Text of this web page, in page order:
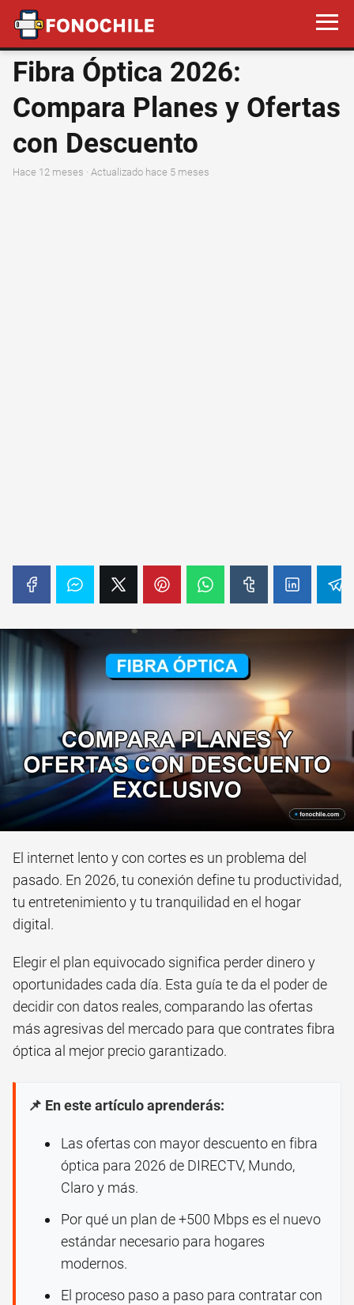
Fibra Óptica 2026:
Compara Planes y Ofertas
con Descuento
hace 12 meses · Actualizado hace 5 meses
El internet lento y con cortes es un problema del
pasado. En 2026, tu conexión define tu productividad,
tu entretenimiento y tu tranquilidad en el hogar
digital.
Elegir el plan equivocado significa perder dinero y
oportunidades cada día. Esta guía te da el poder de
decidir con datos reales, comparando las ofertas
más agresivas del mercado para que contrates fibra
óptica al mejor precio garantizado.
📌 En este artículo aprenderás:
Las ofertas con mayor descuento en fibra
óptica para 2026 de DIRECTV, Mundo,
Claro y más.
Por qué un plan de +500 Mbps es el nuevo
estándar necesario para hogares
modernos.
El proceso paso a paso para contratar con